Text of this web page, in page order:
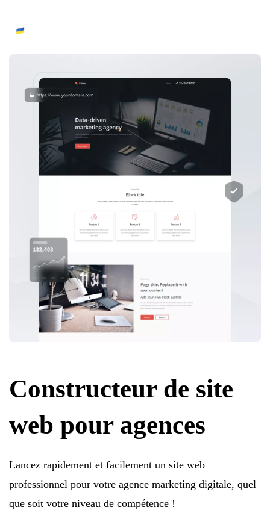
Constructeur de site
web pour agences
Lancez rapidement et facilement un site web
professionnel pour votre agence marketing digitale, quel
que soit votre niveau de compétence !